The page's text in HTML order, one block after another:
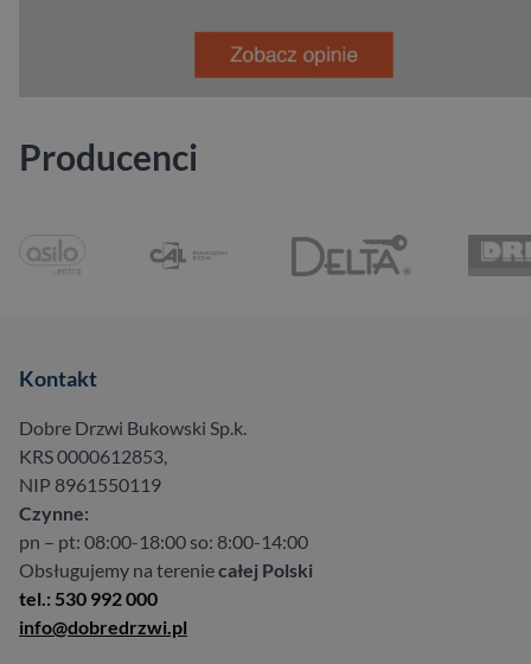
Producenci
Kontakt
Dobre Drzwi Bukowski Sp.k.
KRS 0000612853,
NIP 8961550119
Czynne:
pn – pt: 08:00-18:00 so: 8:00-14:00
Obsługujemy na tereniecałej Polski
tel.: 530 992 000
info@dobredrzwi.pl